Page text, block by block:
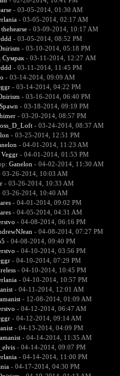
- 03-05-2014, 01:30 AM
- 03-05-2014, 02:17 AM
thehearse- 03-09-2014, 10:17 AM
- 03-05-2014, 08:52 PM
- 03-10-2014, 05:18 PM
Сумрак- 03-11-2014, 12:27 AM
- 03-11-2014, 11:45 PM
- 03-14-2014, 09:09 AM
- 03-14-2014, 04:22 PM
- 03-16-2014, 06:40 PM
- 03-18-2014, 09:19 PM
- 03-20-2014, 08:57 PM
- 03-24-2014, 08:37 AM
- 03-25-2014, 12:51 PM
- 04-01-2014, 11:23 AM
Veggr- 04-01-2014, 01:53 PM
Ganelon - 04-02-2014, 11:30 AM
26-2014, 10:03 AM
- 03-26-2014, 10:33 AM
26-2014, 10:40 AM
- 04-01-2014, 09:02 PM
- 04-05-2014, 04:31 AM
- 04-08-2014, 06:16 PM
- 04-08-2014, 07:27 PM
- 04-08-2014, 09:40 PM
- 04-10-2014, 03:56 PM
- 04-10-2014, 07:29 PM
- 04-10-2014, 10:45 PM
- 04-10-2014, 10:57 PM
- 04-11-2014, 12:01 AM
- 12-08-2014, 01:09 AM
- 04-12-2014, 06:47 AM
- 04-12-2014, 09:14 AM
- 04-13-2014, 04:09 PM
- 04-14-2014, 11:35 AM
- 04-14-2014, 09:07 PM
- 04-14-2014, 11:00 PM
- 04-17-2014, 04:30 PM